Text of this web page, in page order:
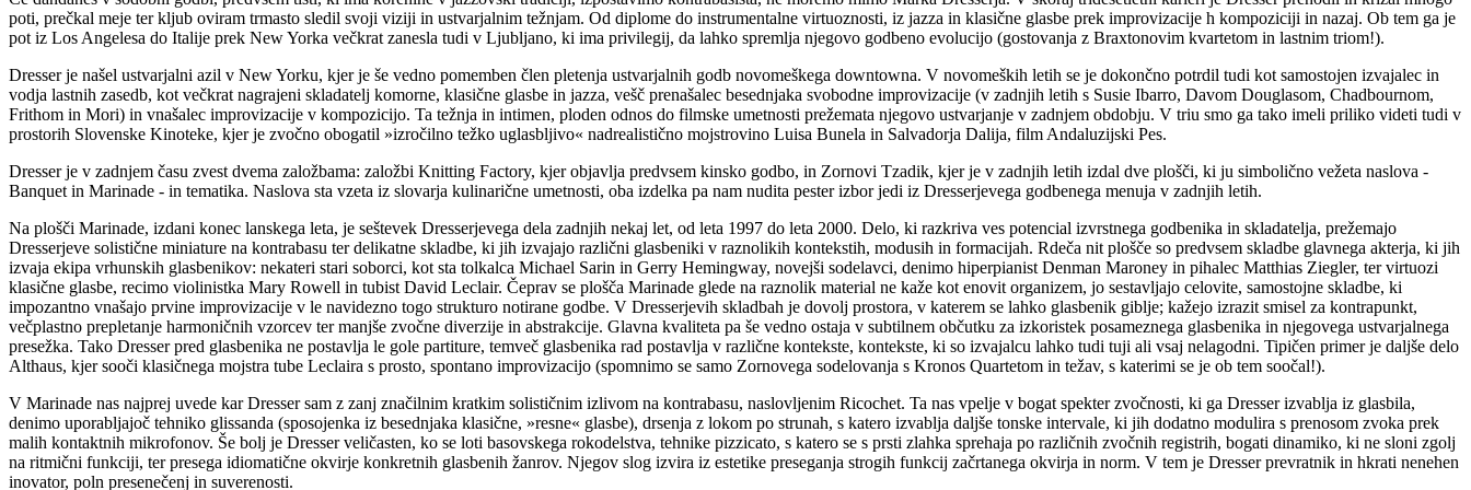
poti, prečkal meje ter kljub oviram trmasto sledil svoji viziji in ustvarjalnim težnjam. Od diplome do instrumentalne virtuoznosti, iz jazza in klasične glasbe prek improvizacije h kompoziciji in nazaj. Ob tem ga je
pot iz Los Angelesa do Italije prek New Yorka večkrat zanesla tudi v Ljubljano, ki ima privilegij, da lahko spremlja njegovo godbeno evolucijo (gostovanja z Braxtonovim kvartetom in lastnim triom!).
Dresser je našel ustvarjalni azil v New Yorku, kjer je še vedno pomemben člen pletenja ustvarjalnih godb novomeškega downtowna. V novomeških letih se je dokončno potrdil tudi kot samostojen izvajalec in
vodja lastnih zasedb, kot večkrat nagrajeni skladatelj komorne, klasične glasbe in jazza, vešč prenašalec besednjaka svobodne improvizacije (v zadnjih letih s Susie Ibarro, Davom Douglasom, Chadbournom,
Frithom in Mori) in vnašalec improvizacije v kompozicijo. Ta težnja in intimen, ploden odnos do filmske umetnosti prežemata njegovo ustvarjanje v zadnjem obdobju. V triu smo ga tako imeli priliko videti tudi v
prostorih Slovenske Kinoteke, kjer je zvočno obogatil »izročilno težko uglasbljivo« nadrealistično mojstrovino Luisa Bunela in Salvadorja Dalija, film Andaluzijski Pes.
Dresser je v zadnjem času zvest dvema založbama: založbi Knitting Factory, kjer objavlja predvsem kinsko godbo, in Zornovi Tzadik, kjer je v zadnjih letih izdal dve plošči, ki ju simbolično vežeta naslova -
Banquet in Marinade - in tematika. Naslova sta vzeta iz slovarja kulinarične umetnosti, oba izdelka pa nam nudita pester izbor jedi iz Dresserjevega godbenega menuja v zadnjih letih.
Na plošči Marinade, izdani konec lanskega leta, je seštevek Dresserjevega dela zadnjih nekaj let, od leta 1997 do leta 2000. Delo, ki razkriva ves potencial izvrstnega godbenika in skladatelja, prežemajo
Dresserjeve solistične miniature na kontrabasu ter delikatne skladbe, ki jih izvajajo različni glasbeniki v raznolikih kontekstih, modusih in formacijah. Rdeča nit plošče so predvsem skladbe glavnega akterja, ki jih
izvaja ekipa vrhunskih glasbenikov: nekateri stari soborci, kot sta tolkalca Michael Sarin in Gerry Hemingway, novejši sodelavci, denimo hiperpianist Denman Maroney in pihalec Matthias Ziegler, ter virtuozi
klasične glasbe, recimo violinistka Mary Rowell in tubist David Leclair. Čeprav se plošča Marinade glede na raznolik material ne kaže kot enovit organizem, jo sestavljajo celovite, samostojne skladbe, ki
impozantno vnašajo prvine improvizacije v le navidezno togo strukturo notirane godbe. V Dresserjevih skladbah je dovolj prostora, v katerem se lahko glasbenik giblje; kažejo izrazit smisel za kontrapunkt,
večplastno prepletanje harmoničnih vzorcev ter manjše zvočne diverzije in abstrakcije. Glavna kvaliteta pa še vedno ostaja v subtilnem občutku za izkoristek posameznega glasbenika in njegovega ustvarjalnega
presežka. Tako Dresser pred glasbenika ne postavlja le gole partiture, temveč glasbenika rad postavlja v različne kontekste, kontekste, ki so izvajalcu lahko tudi tuji ali vsaj nelagodni. Tipičen primer je daljše delo
Althaus, kjer sooči klasičnega mojstra tube Leclaira s prosto, spontano improvizacijo (spomnimo se samo Zornovega sodelovanja s Kronos Quartetom in težav, s katerimi se je ob tem soočal!).
V Marinade nas najprej uvede kar Dresser sam z zanj značilnim kratkim solističnim izlivom na kontrabasu, naslovljenim Ricochet. Ta nas vpelje v bogat spekter zvočnosti, ki ga Dresser izvablja iz glasbila,
denimo uporabljajoč tehniko glissanda (sposojenka iz besednjaka klasične, »resne« glasbe), drsenja z lokom po strunah, s katero izvablja daljše tonske intervale, ki jih dodatno modulira s prenosom zvoka prek
malih kontaktnih mikrofonov. Še bolj je Dresser veličasten, ko se loti basovskega rokodelstva, tehnike pizzicato, s katero se s prsti zlahka sprehaja po različnih zvočnih registrih, bogati dinamiko, ki ne sloni zgolj
na ritmični funkciji, ter presega idiomatične okvirje konkretnih glasbenih žanrov. Njegov slog izvira iz estetike preseganja strogih funkcij začrtanega okvirja in norm. V tem je Dresser prevratnik in hkrati nenehen
inovator, poln presenečenj in suverenosti.